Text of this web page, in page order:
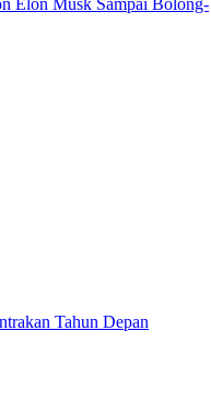
Elon Musk Sampai Bolong-
Tahun Depan